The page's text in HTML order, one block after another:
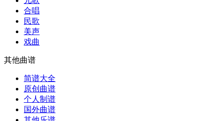
合唱
民歌
美声
戏曲
其他曲谱
简谱大全
原创曲谱
个人制谱
国外曲谱